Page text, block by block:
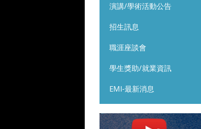
演講/學術活動公告
招生訊息
職涯座談會
學生獎助/就業資訊
EMI-最新消息